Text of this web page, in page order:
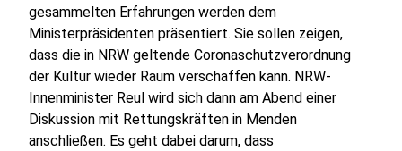
gesammelten Erfahrungen werden dem
Ministerpräsidenten präsentiert. Sie sollen zeigen,
dass die in NRW geltende Coronaschutzverordnung
der Kultur wieder Raum verschaffen kann. NRW-
Innenminister Reul wird sich dann am Abend einer
Diskussion mit Rettungskräften in Menden
anschließen. Es geht dabei darum, dass